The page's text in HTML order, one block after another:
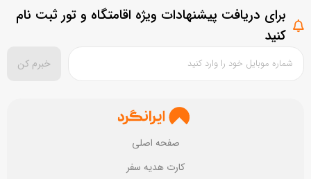
سطح امکانات
تمیزی مقصد
بستن ثبت سوال
برای دریافت پیشنهادات ویژه اقامتگاه و تور ثبت نام
کنید
خبرم کن
کارت هدیه سفر
صفحه اصلی